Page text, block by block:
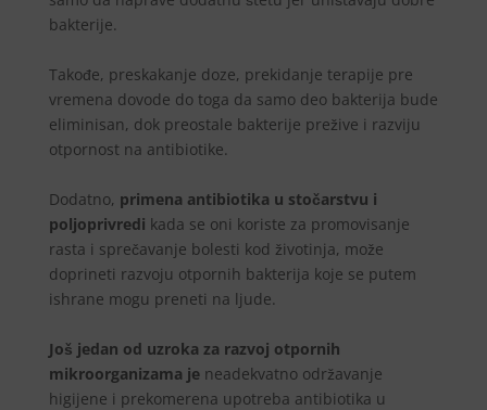
bakterije.
Takođe, preskakanje doze, prekidanje terapije pre
vremena dovode do toga da samo deo bakterija bude
eliminisan, dok preostale bakterije prežive i razviju
otpornost na antibiotike.
Dodatno, primena antibiotika u stočarstvu i
poljoprivredi kada se oni koriste za promovisanje
rasta i sprečavanje bolesti kod životinja, može
doprineti razvoju otpornih bakterija koje se putem
ishrane mogu preneti na ljude.
Još jedan od uzroka za razvoj otpornih
mikroorganizama je neadekvatno održavanje
higijene i prekomerena upotreba antibiotika u